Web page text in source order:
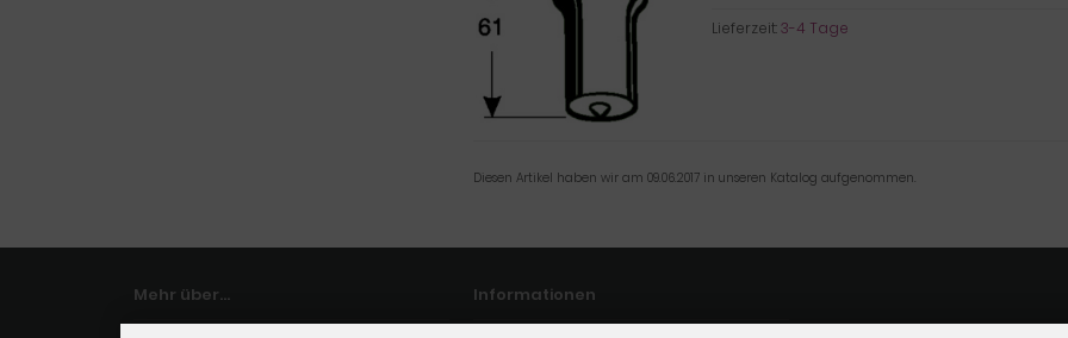
Lieferzeit:3-4 Tage
Diesen Artikel haben wir am 09.06.2017 in unseren Katalog aufgenommen.
Mehr über... Informationen